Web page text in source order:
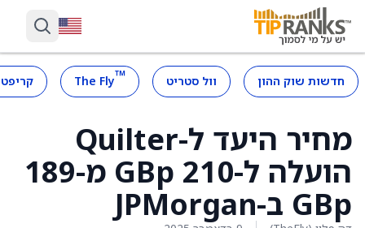
חדשות שוק ההון וול סטריט ™
The Fly
מחיר היעד ל-Quilter
הועלה ל-210 GBp מ-189
GBp ב-JPMorgan